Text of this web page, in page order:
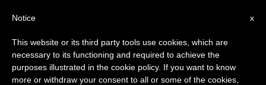
MATRIMONIO E FAMIGLIA
x
Notice
This website or its third party tools use cookies, which are
necessary to its functioning and required to achieve the
purposes illustrated in the cookie policy. If you want to know
more or withdraw your consent to all or some of the cookies,